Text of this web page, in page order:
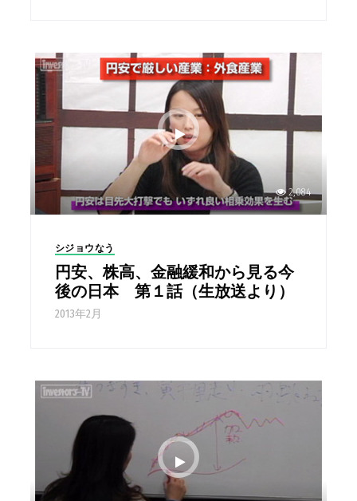
2,084
シジョウなう
円安、株高、金融緩和から見る今
後の日本 第１話（生放送より）
2013年2月